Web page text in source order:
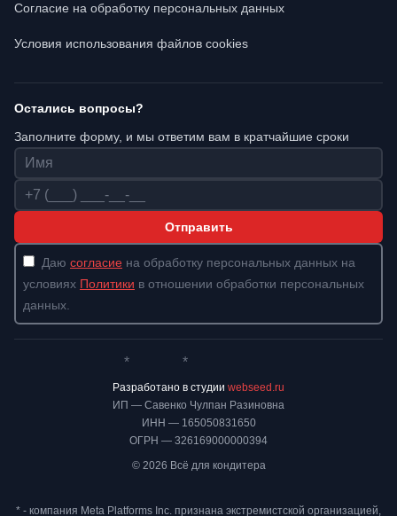
Согласие на обработку персональных данных
Условия использования файлов cookies
Остались вопросы?
Заполните форму, и мы ответим вам в кратчайшие сроки
Имя
Телефон
Отправить
Даю согласие на обработку персональных данных на
условиях Политики в отношении обработки персональных
данных.
ИП — Савенко Чулпан Разиновна
ИНН — 165050831650
ОГРН — 326169000000394
© 2026 Всё для кондитера
* *
Разработано в студии webseed.ru
* - компания Meta Platforms Inc. признана экстремистской организацией,